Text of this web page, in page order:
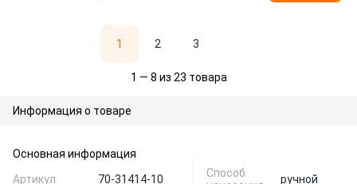
1 2 3
1 — 8 из 23 товара
Информация о товаре
Основная информация
Артикул
70-31414-10
Способ
ручной